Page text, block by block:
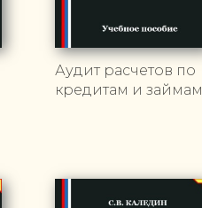
Аудит расчетов по
кредитам и займам